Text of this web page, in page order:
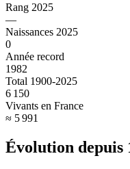
Rang 2025
—
Naissances 2025
0
Année record
1982
Total 1900-2025
6 150
Vivants en France
≈ 5 991
Évolution depuis